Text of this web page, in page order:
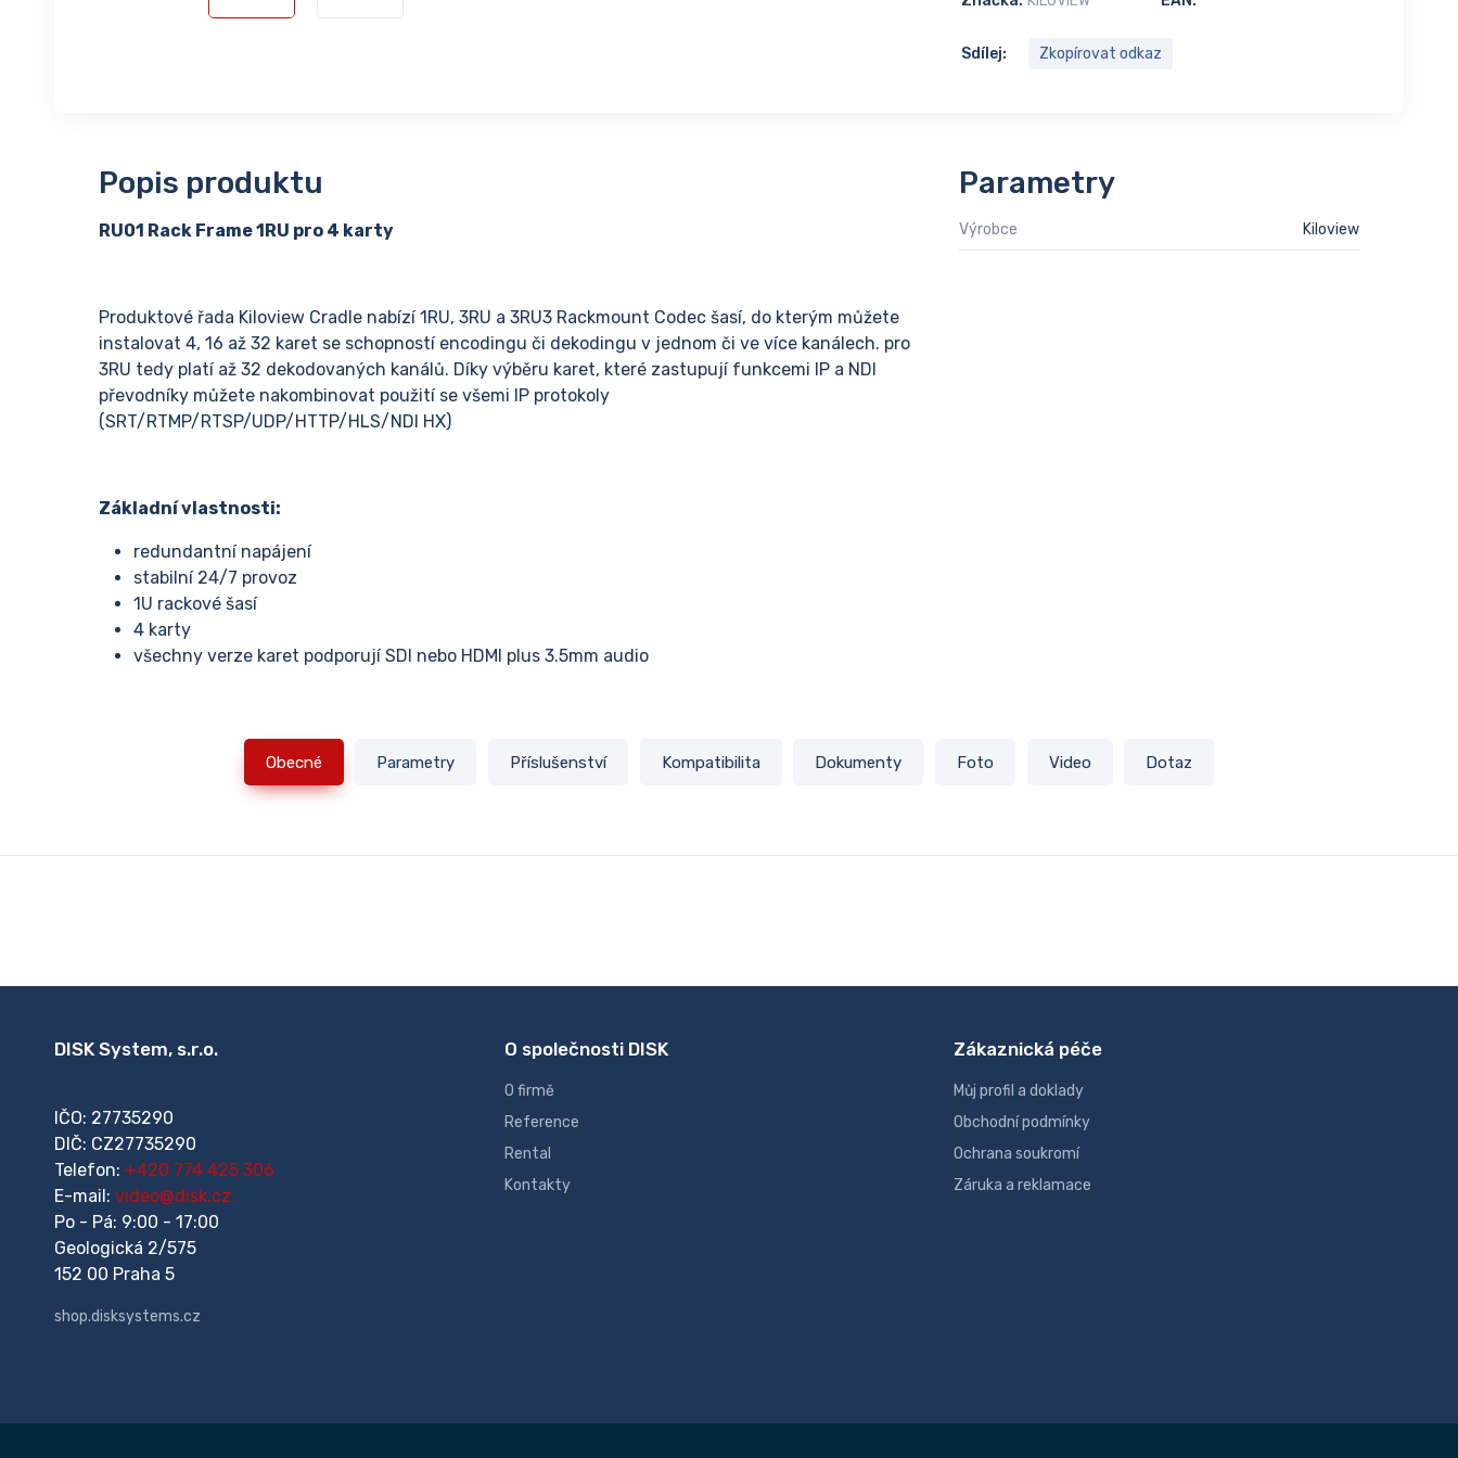
Sdílej: Zkopírovat odkaz
Popis produktu
RU01 Rack Frame 1RU pro 4 karty
Produktové řada Kiloview Cradle nabízí 1RU, 3RU a 3RU3 Rackmount Codec šasí, do kterým můžete
instalovat 4, 16 až 32 karet se schopností encodingu či dekodingu v jednom či ve více kanálech. pro
3RU tedy platí až 32 dekodovaných kanálů. Díky výběru karet, které zastupují funkcemi IP a NDI
převodníky můžete nakombinovat použití se všemi IP protokoly
(SRT/RTMP/RTSP/UDP/HTTP/HLS/NDI HX)
Základní vlastnosti:
redundantní napájení
stabilní 24/7 provoz
1U rackové šasí
4 karty
všechny verze karet podporují SDI nebo HDMI plus 3.5mm audio
Parametry
Výrobce Kiloview
Obecné Parametry Příslušenství Kompatibilita Dokumenty Foto Video Dotaz
DISK System, s.r.o.
IČO: 27735290
DIČ: CZ27735290
Telefon: +420 774 425 306
E-mail: video@disk.cz
Po - Pá: 9:00 - 17:00
Geologická 2/575
152 00 Praha 5
shop.disksystems.cz
O společnosti DISK
O firmě
Reference
Rental
Kontakty
Zákaznická péče
Můj profil a doklady
Obchodní podmínky
Ochrana soukromí
Záruka a reklamace